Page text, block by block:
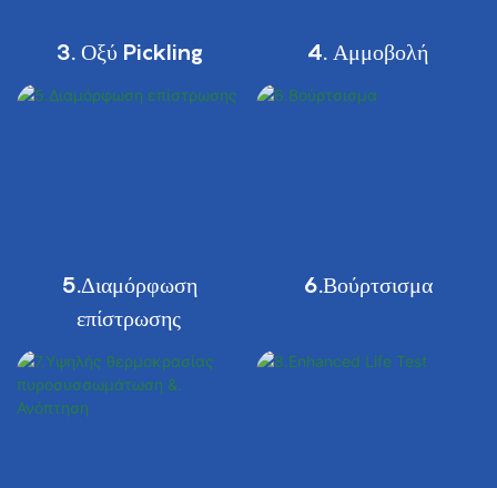
3. Οξύ Pickling 4. Αμμοβολή
5.Διαμόρφωση
επίστρωσης
6.Βούρτσισμα